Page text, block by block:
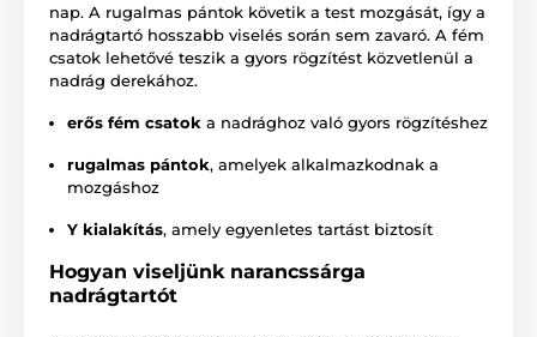
nap. A rugalmas pántok követik a test mozgását, így a
nadrágtartó hosszabb viselés során sem zavaró. A fém
csatok lehetővé teszik a gyors rögzítést közvetlenül a
nadrág derekához.
erős fém csatok a nadrághoz való gyors rögzítéshez
rugalmas pántok, amelyek alkalmazkodnak a
mozgáshoz
Y kialakítás, amely egyenletes tartást biztosít
Hogyan viseljünk narancssárga
nadrágtartót